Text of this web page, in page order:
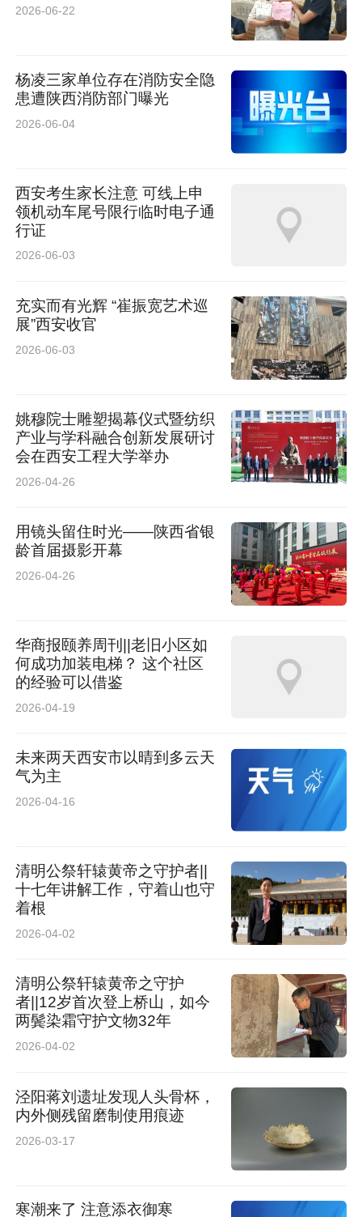
接触式等速雷达检测装备研制与应用研究工作。
徐志介绍，团队没有选择在实验室闭门造车，而
是将研发主战场直接设在了隧道现场。研究人员
四年长期驻扎，深度调研，只为厘清一个个现实
距离空耦目标特征分析、列车经过时的强烈振动
干扰等各种现实问题……
成功研制出隧道内部结构隐患高速高精度雷达检
测装备。该装备搭载在行驶的列车上，能够在不
影响铁路运行的情况下，让检测系统能在距隧道
160公里/小时，彻底摆脱了必须“贴壁爬行”的束
缚，为高速、连续检测扫清了物理障碍。
速度实现从“步行级”（3-5 km/h）到“高铁
级”（≥160 km/h）的超过30倍跨越。这正是测试
中，实现“8小时完成77座隧道全断面普查”行业突
速度提升是否牺牲了精度？为严格验证，铁路工
务专家在雷达标定的可疑病害点进行了钻孔取
内部空洞，雷达探测数据与实体芯样特征高度吻
合，达成了“所见即所得”的精准诊断，为后续维
2026-06-22
杨凌三家单位存在消防安全隐
患遭陕西消防部门曝光
2026-06-04
西安考生家长注意 可线上申
领机动车尾号限行临时电子通
行证
2026-06-03
充实而有光辉 “崔振宽艺术巡
展”西安收官
2026-06-03
姚穆院士雕塑揭幕仪式暨纺织
产业与学科融合创新发展研讨
会在西安工程大学举办
2026-04-26
用镜头留住时光——陕西省银
龄首届摄影开幕
2026-04-26
华商报颐养周刊||老旧小区如
何成功加装电梯？ 这个社区
的经验可以借鉴
2026-04-19
未来两天西安市以晴到多云天
气为主
2026-04-16
清明公祭轩辕黄帝之守护者||
十七年讲解工作，守着山也守
着根
2026-04-02
清明公祭轩辕黄帝之守护
者||12岁首次登上桥山，如今
两鬓染霜守护文物32年
2026-04-02
泾阳蒋刘遗址发现人头骨杯，
内外侧残留磨制使用痕迹
2026-03-17
寒潮来了 注意添衣御寒